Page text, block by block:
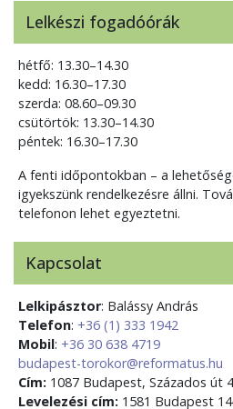
Lelkészi fogadóórák
hétfő: 13.30–14.30
kedd: 16.30–17.30
szerda: 08.60–09.30
csütörtök: 13.30–14.30
péntek: 16.30–17.30
A fenti időpontokban – a
igyekszünk rendelkezésre állni.
telefonon lehet egyeztetni.
Kapcsolat
Lelkipásztor: Balássy András
Telefon: +36 (1) 333 1942
Mobil: +36 30 638 4719
budapest-torokor@reformatus.hu
Cím: 1087 Budapest, Százados út
Levelezési cím: 1581 Budapest